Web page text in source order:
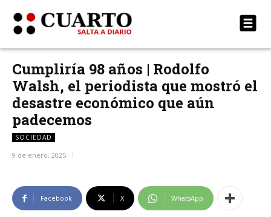
Cumpliría 98 años | Rodolfo
Walsh, el periodista que mostró el
desastre económico que aún
padecemos
SOCIEDAD
9 de enero, 2025
Facebook X WhatsApp